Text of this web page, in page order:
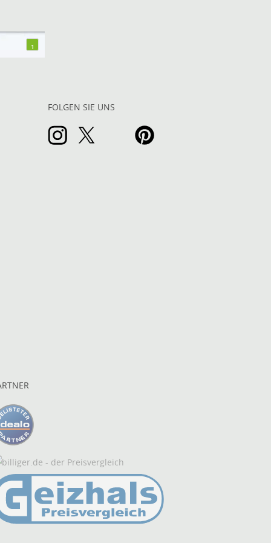
1
FOLGEN SIE UNS